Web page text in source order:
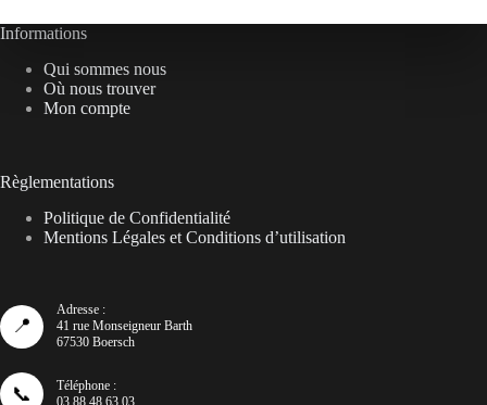
Les
peuvent
être
choisies
du
produit
Informations
Qui sommes nous
Où nous trouver
Mon compte
Règlementations
Politique de Confidentialité
Mentions Légales et Conditions d’utilisation
📍
Adresse :
41 rue Monseigneur Barth
67530 Boersch
📞
Téléphone :
03 88 48 63 03